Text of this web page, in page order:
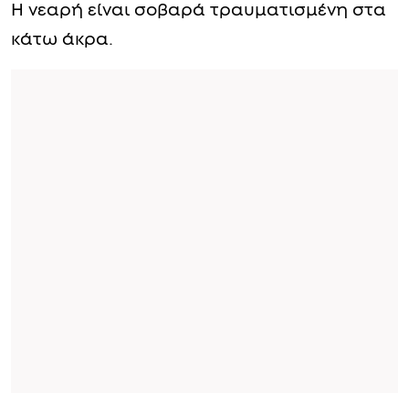
Η νεαρή είναι σοβαρά τραυματισμένη στα
κάτω άκρα.